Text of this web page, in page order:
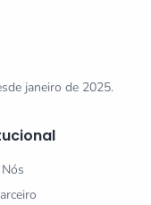
janeiro de 2025.